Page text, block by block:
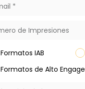
Formatos IAB
Formatos de Alto